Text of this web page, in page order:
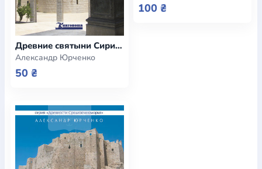
Древние святыни Сирии. По стопам апостола Павла (e-book)
Александр Юрченко
50 ₴
100 ₴